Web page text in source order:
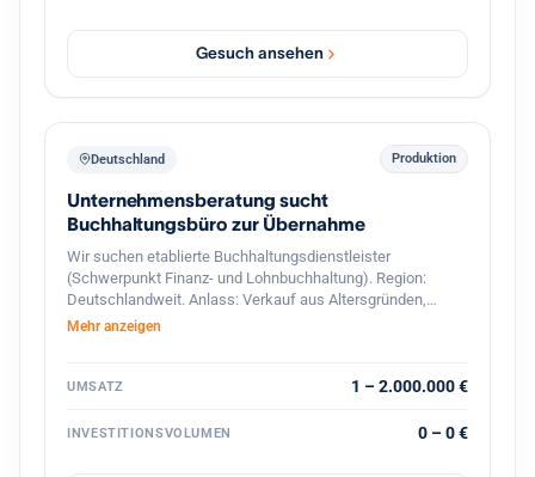
Wartung & Service Photovoltaik / Ladeinfrastruktur
(optional) Der Interessent strebt eine langfristige
Weiterführung und Weiterentwicklung des Unternehmens
500.000 € und 5 Mio. € Standort in Deutschland PLZ-
Gesuch ansehen
Deutschland Produktion
Unternehmensberatung sucht
Buchhaltungsbüro zur Übernahme
Wir suchen etablierte Buchhaltungsdienstleister
(Schwerpunkt Finanz- und Lohnbuchhaltung). Region:
Deutschlandweit. Anlass: Verkauf aus Altersgründen,
Nachfolgemangel oder strategischer Neuausrichtung.
Mehr anzeigen
UMSATZ 1 – 2.000.000 €
INVESTITIONSVOLUMEN 0 – 0 €